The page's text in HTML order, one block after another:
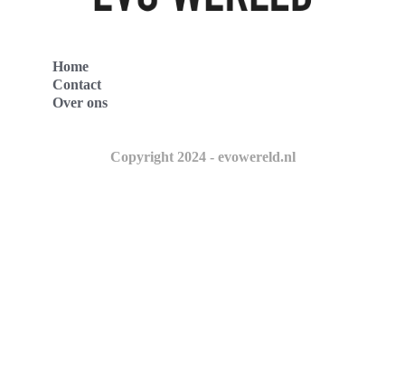
Home
Contact
Over ons
Copyright 2024 - evowereld.nl